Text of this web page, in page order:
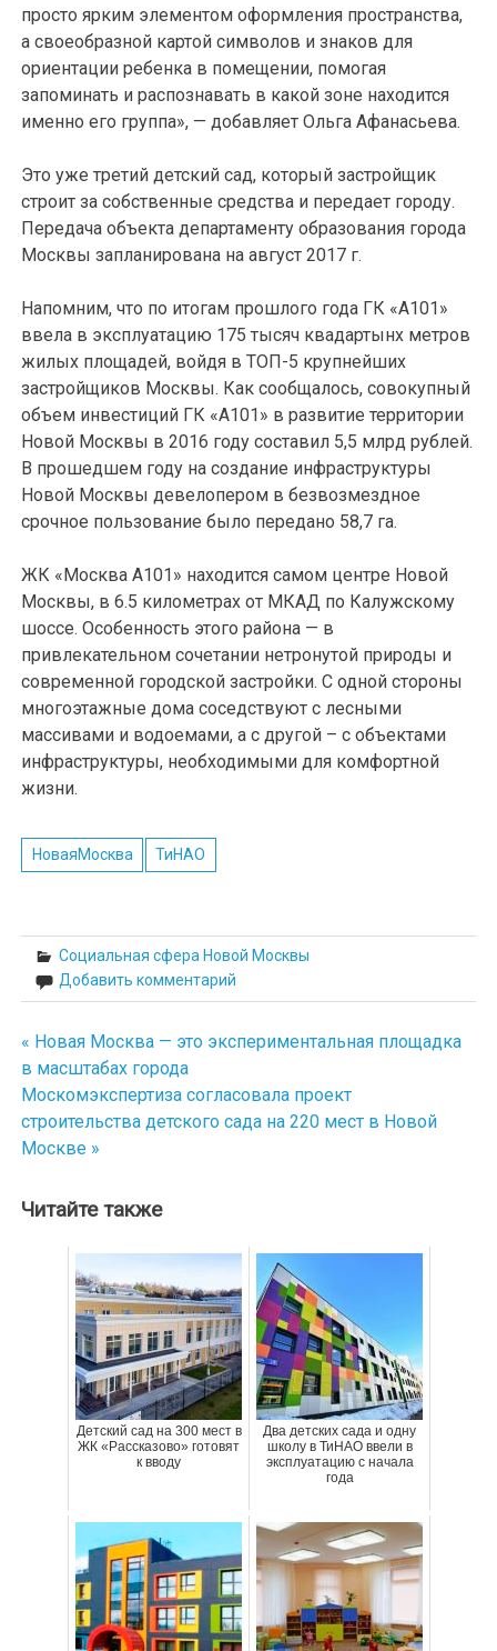
просто ярким элементом оформления пространства,
а своеобразной картой символов и знаков для
ориентации ребенка в помещении, помогая
запоминать и распознавать в какой зоне находится
именно его группа», — добавляет Ольга Афанасьева.
Это уже третий детский сад, который застройщик
строит за собственные средства и передает городу.
Передача объекта департаменту образования города
Москвы запланирована на август 2017 г.
Напомним, что по итогам прошлого года ГК «А101»
ввела в эксплуатацию 175 тысяч квадартынх метров
жилых площадей, войдя в ТОП-5 крупнейших
застройщиков Москвы. Как сообщалось, совокупный
объем инвестиций ГК «А101» в развитие территории
Новой Москвы в 2016 году составил 5,5 млрд рублей.
В прошедшем году на создание инфраструктуры
Новой Москвы девелопером в безвозмездное
срочное пользование было передано 58,7 га.
ЖК «Москва А101» находится самом центре Новой
Москвы, в 6.5 километрах от МКАД по Калужскому
шоссе. Особенность этого района — в
привлекательном сочетании нетронутой природы и
современной городской застройки. С одной стороны
многоэтажные дома соседствуют с лесными
массивами и водоемами, а с другой – с объектами
инфраструктуры, необходимыми для комфортной
жизни.
НоваяМосква ТиНАО
Социальная сфера Новой Москвы
Добавить комментарий
Навигация
по
записям
« Новая Москва — это экспериментальная площадка
в масштабах города
Москомэкспертиза согласовала проект
строительства детского сада на 220 мест в Новой
Москве »
Читайте также
Детский сад на 300 мест в
ЖК «Рассказово» готовят
к вводу
Два детских сада и одну
школу в ТиНАО ввели в
эксплуатацию с начала
года